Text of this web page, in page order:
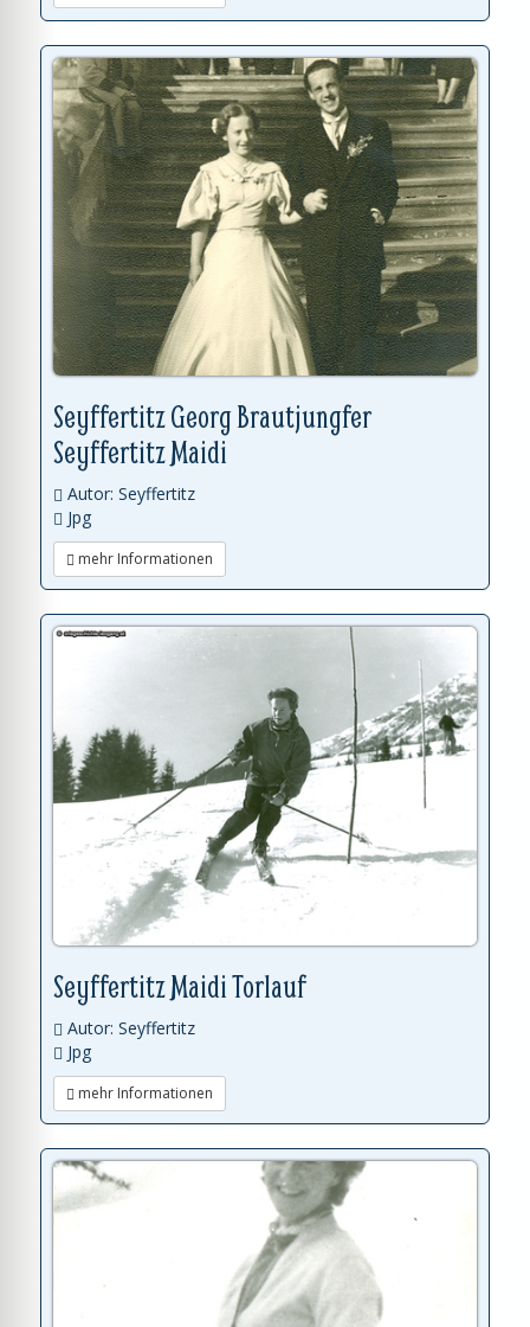
Seyffertitz Georg Brautjungfer
Seyffertitz Maidi
Autor: Seyffertitz
Jpg
mehr Informationen
Seyffertitz Maidi Torlauf
Autor: Seyffertitz
Jpg
mehr Informationen